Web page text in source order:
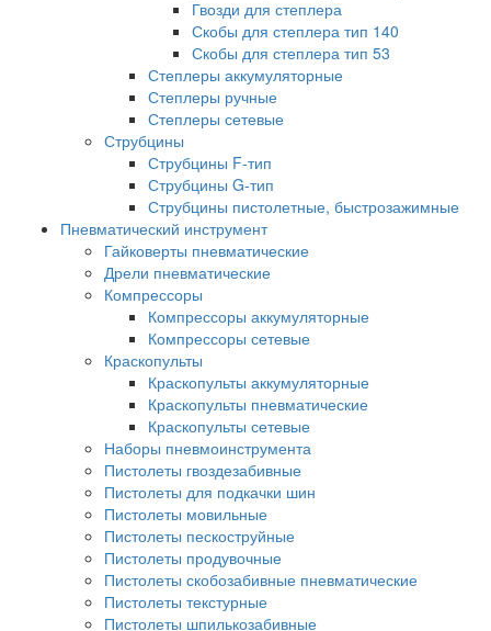
Гвозди для степлера
Скобы для степлера тип 140
Скобы для степлера тип 53
Степлеры аккумуляторные
Степлеры ручные
Степлеры сетевые
Струбцины
Струбцины F-тип
Струбцины G-тип
Струбцины пистолетные, быстрозажимные
Пневматический инструмент
Гайковерты пневматические
Дрели пневматические
Компрессоры
Компрессоры аккумуляторные
Компрессоры сетевые
Краскопульты
Краскопульты аккумуляторные
Краскопульты пневматические
Краскопульты сетевые
Наборы пневмоинструмента
Пистолеты гвоздезабивные
Пистолеты для подкачки шин
Пистолеты мовильные
Пистолеты пескоструйные
Пистолеты продувочные
Пистолеты скобозабивные пневматические
Пистолеты текстурные
Пистолеты шпилькозабивные